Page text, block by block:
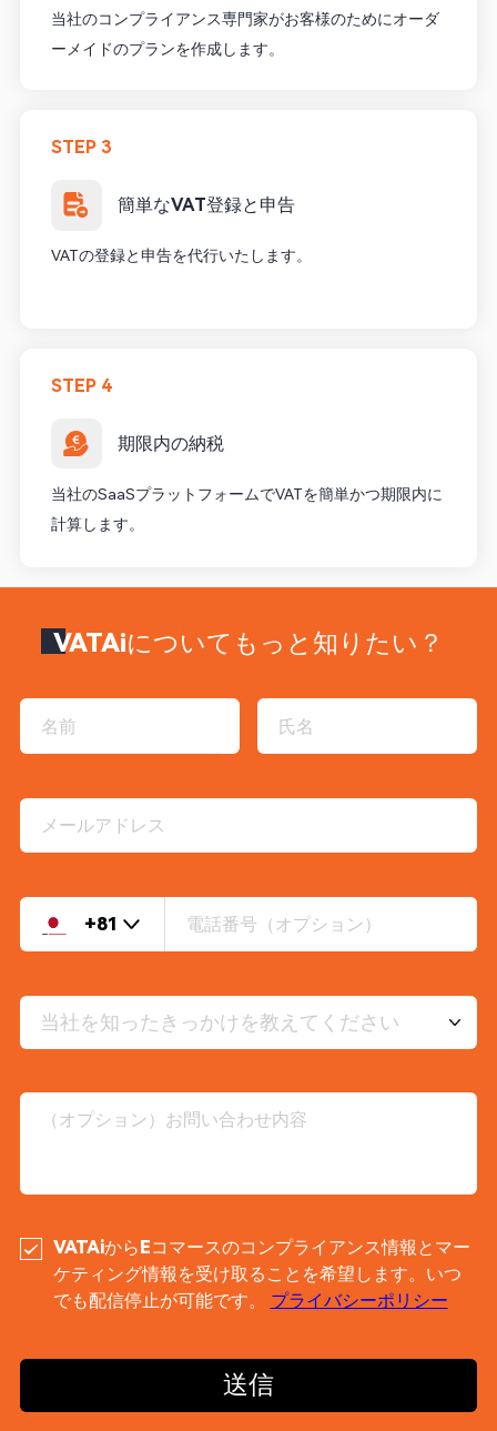
当社のコンプライアンス専門家がお客様のためにオーダ
ーメイドのプランを作成します。
STEP 3
簡単なVAT登録と申告
VATの登録と申告を代行いたします。
STEP 4
期限内の納税
当社のSaaSプラットフォームでVATを簡単かつ期限内に
計算します。
VATAiについてもっと知りたい？
+81
当社を知ったきっかけを教えてください
VATAiからEコマースのコンプライアンス情報とマー
ケティング情報を受け取ることを希望します。いつ
でも配信停止が可能です。 プライバシーポリシー
送信